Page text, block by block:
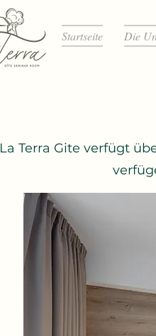
Startseite Die
La Terra Gite verfügt